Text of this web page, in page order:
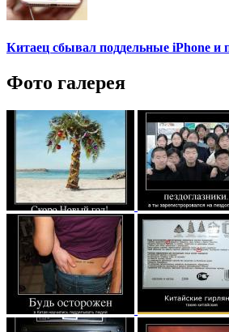
Китаец сбывал поддельные iPhone и
Фото галерея